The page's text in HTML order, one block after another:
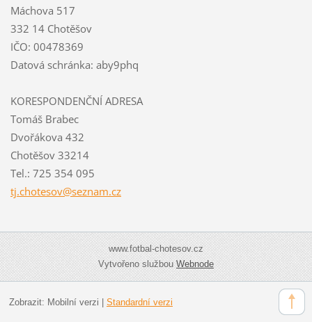
Máchova 517
332 14 Chotěšov
IČO: 00478369
Datová schránka: aby9phq
KORESPONDENČNÍ ADRESA
Tomáš Brabec
Dvořákova 432
Chotěšov 33214
Tel.: 725 354 095
tj.chotesov@seznam.cz
www.fotbal-chotesov.cz
Vytvořeno službouWebnode
Zobrazit: Mobilní verzi Standardní verzi